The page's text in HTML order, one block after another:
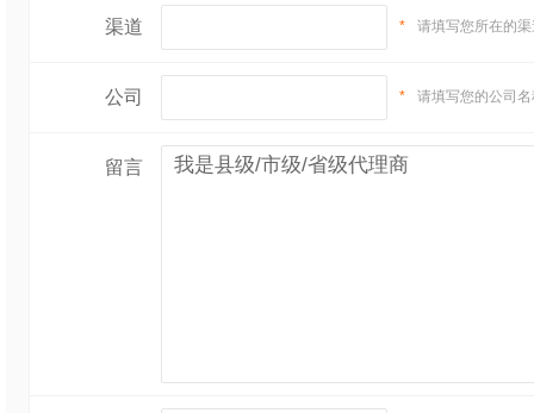
渠道 * 请填写您所在的
公司 * 请填写您的公司
留言